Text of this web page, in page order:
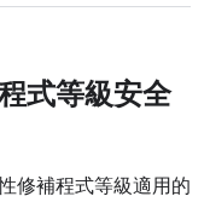
式等級安全
修補程式等級適用的